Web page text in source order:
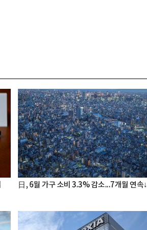
日, 6월 가구 소비 3.3% 감소...7개월 연속↓